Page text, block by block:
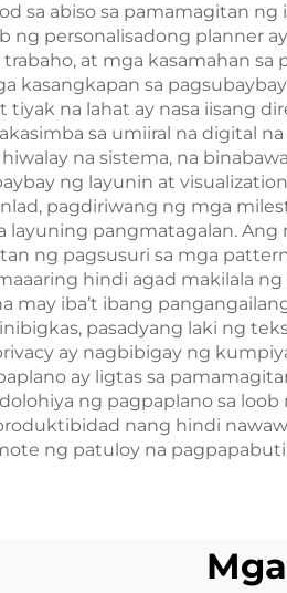
sa abiso sa pamamagitan
ng personalisadong planner
trabaho, at mga kasamahan
kasangkapan sa
tiyak na lahat ay nasa iisang
sa umiiral na digital
na sistema, na
ng layunin at
pagdiriwang ng mga
layuning pangmatagalan.
ng pagsusuri sa mga
hindi agad makilala
iba’t ibang
pasadyang laki ng
ay nagbibigay ng
ay ligtas sa
ng pagpaplano sa
nang hindi
ng patuloy na